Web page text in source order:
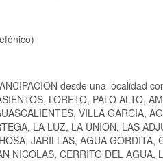
desde una localidad
LORETO, PALO ALTO,
VILLA GARCIA,
LA LUZ, LA UNION, LAS
JARILLAS, AGUA GORDITA,
NICOLAS, CERRITO DEL AGUA,